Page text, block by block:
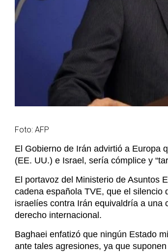
Foto: AFP
El Gobierno de Irán advirtió a Europa
(EE. UU.) e Israel, sería cómplice y
El portavoz del Ministerio de Asuntos
cadena española TVE, que el silencio
israelíes contra Irán equivaldría a una
derecho internacional.
Baghaei enfatizó que ningún Estado
ante tales agresiones, ya que